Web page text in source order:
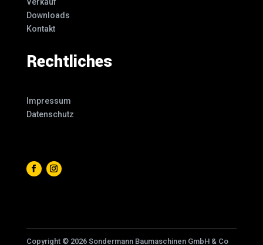
Downloads
Kontakt
Rechtliches
Impressum
Datenschutz
Copyright © 2026 Sondermann Baumaschinen GmbH & Co